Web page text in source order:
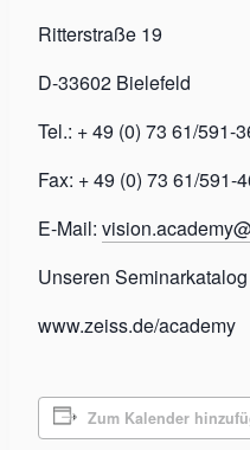
Ritterstraße 19
D-33602 Bielefeld
Tel.: + 49 (0) 73 61/591-
Fax: + 49 (0) 73 61/591-
E-Mail:
Unseren
www.zeiss.de/academy
Zum Kalender